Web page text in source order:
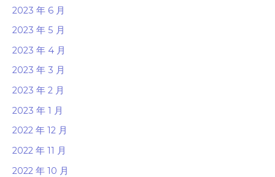
2023 年 6 月
2023 年 5 月
2023 年 4 月
2023 年 3 月
2023 年 2 月
2023 年 1 月
2022 年 12 月
2022 年 11 月
2022 年 10 月